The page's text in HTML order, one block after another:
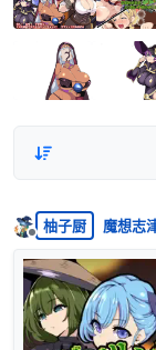
离线
柚子厨 魔想志